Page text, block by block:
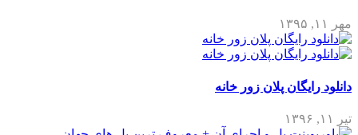
مهر ۱۱, ۱۳۹۵
دانلود رایگان پلان زور خانه
تیر ۱۱, ۱۳۹۶